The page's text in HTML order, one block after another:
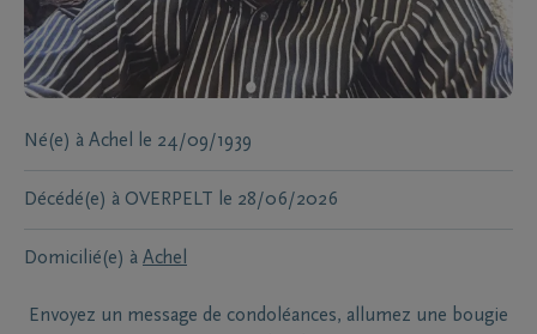
Né(e) à Achel le 24/09/1939
Décédé(e) à OVERPELT le 28/06/2026
Domicilié(e) à Achel
Envoyez un message de condoléances, allumez une bougie